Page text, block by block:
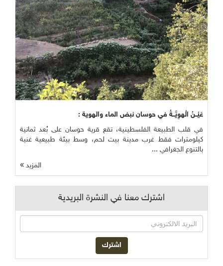
عَيْــنُ الْهوِيَّــةُ في حوسان نبض الماء والهوية :
في قلب الطبيعة الفلسطينية، تقع قرية حوسان على بُعد ثمانية
كيلومترات فقط غرب مدينة بيت لحم، وسط بيئة طبيعية غنية
بالتنوع الجغرافي ...
المزيد
اشترك معنا في النشرة البريدية